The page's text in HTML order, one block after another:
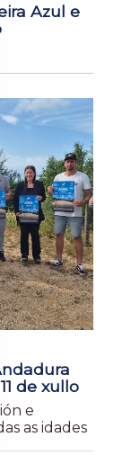
Azul e
de xullo
e
as idades